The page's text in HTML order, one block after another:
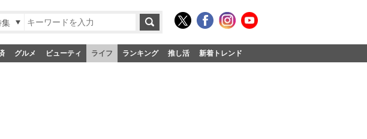
集
グルメ ビューティ ライフ ランキング 推し活 新着トレンド